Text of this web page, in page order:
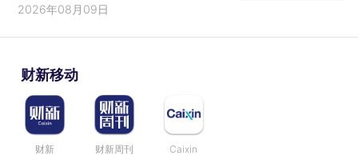
2026年08月09日
财新移动
财新 财新周刊 Caixin